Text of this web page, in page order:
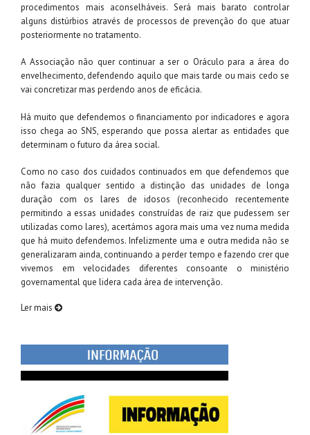
procedimentos mais aconselháveis. Será mais barato controlar
alguns distúrbios através de processos de prevenção do que atuar
posteriormente no tratamento.
A Associação não quer continuar a ser o Oráculo para a área do
envelhecimento, defendendo aquilo que mais tarde ou mais cedo se
vai concretizar mas perdendo anos de eficácia.
Há muito que defendemos o financiamento por indicadores e agora
isso chega ao SNS, esperando que possa alertar as entidades que
determinam o futuro da área social.
Como no caso dos cuidados continuados em que defendemos que
não fazia qualquer sentido a distinção das unidades de longa
duração com os lares de idosos (reconhecido recentemente
permitindo a essas unidades construídas de raiz que pudessem ser
utilizadas como lares), acertámos agora mais uma vez numa medida
que há muito defendemos. Infelizmente uma e outra medida não se
generalizaram ainda, continuando a perder tempo e fazendo crer que
vivemos em velocidades diferentes consoante o ministério
governamental que lidera cada área de intervenção.
Ler mais